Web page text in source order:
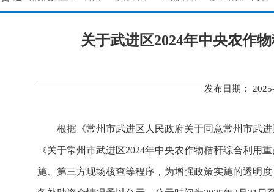
关于武进区2024年中央农作
发布日期：
根据《常州市武进区人民政府关于同意常州市武
《关于常州市武进区2024年中央农作物秸秆综合利用
施、第三方现场核查等程序，为增强政策实施的透明